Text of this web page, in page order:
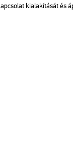
ki­ala­kí­tá­sát és